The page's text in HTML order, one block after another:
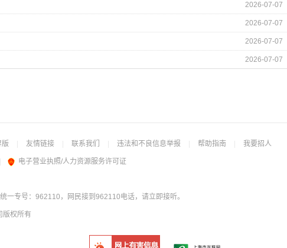
2026-07-07
2026-07-07
2026-07-07
2026-07-07
版 友情链接 联系我们 违法和不良信息举报 帮助指南 我要招人
电子营业执照/人力资源服务许可证
一专号：962110，网民接到962110电话，请立即接听。
版权所有